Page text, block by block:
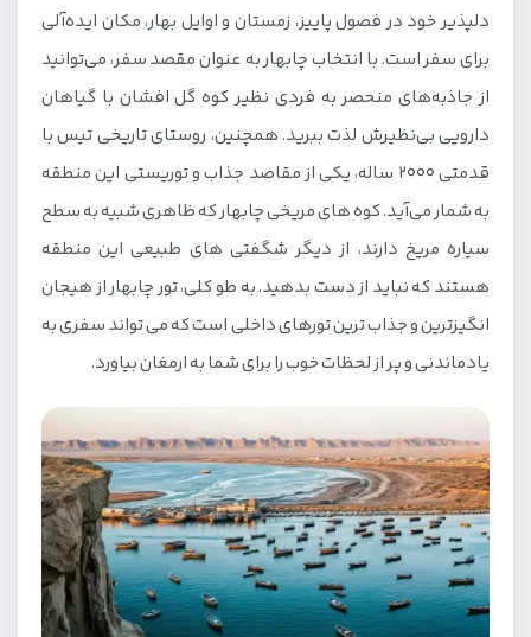
دلپذیر خود در فصول پاییز، زمستان و اوایل بهار، مکان ایده‌آلی
برای سفر است. با انتخاب چابهار به عنوان مقصد سفر، می‌توانید
از جاذبه‌های منحصر به فردی نظیر کوه گل افشان با گیاهان
دارویی بی‌نظیرش لذت ببرید. همچنین، روستای تاریخی تیس با
قدمتی 2000 ساله، یکی از مقاصد جذاب و توریستی این منطقه
به شمار می‌آید. کوه های مریخی چابهار که ظاهری شبیه به سطح
سیاره مریخ دارند، از دیگر شگفتی های طبیعی این منطقه
هستند که نباید از دست بدهید. به طو کلی، تور چابهار از هیجان
انگیزترین و جذاب ترین تورهای داخلی است که می تواند سفری به
یادماندنی و پر از لحظات خوب را برای شما به ارمغان بیاورد.